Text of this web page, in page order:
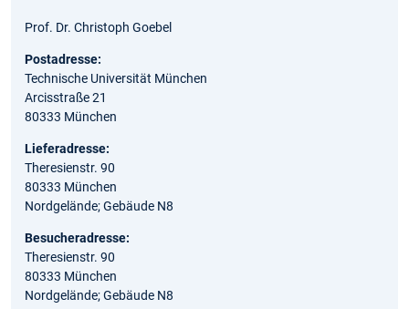
Prof. Dr. Christoph Goebel
Postadresse:
Technische Universität München
Arcisstraße 21
80333 München
Lieferadresse:
Theresienstr. 90
80333 München
Nordgelände; Gebäude N8
Besucheradresse:
Theresienstr. 90
80333 München
Nordgelände; Gebäude N8